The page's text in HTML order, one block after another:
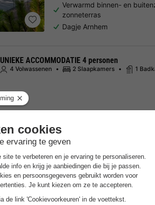
Verwarmd binnen- en
zonneterras
Dagje Arnhem
Bekijk alle
UNIEKE ACCOMMODATIE 4 personen
4 Volwassenen 2 Slaapkamers 1
Landal De Lommerbergen
Limburg,Reuver
Kaart
7.7 Goed
Wifi tegen betaling